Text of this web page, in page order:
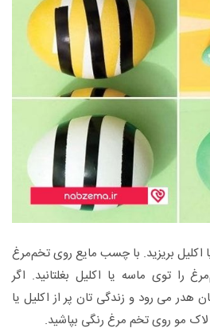
بریزید. با چسب مایع روی تخم‌مرغ
را توی ماسه یا اکلیل بغلتانید. اگر
هدر می رود و زندگی تان پر از اکلیل یا
مو روی تخم‌ مرغ رنگی بپاشید.